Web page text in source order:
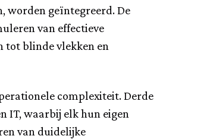
worden geïntegreerd. De
van effectieve
tot blinde vlekken en
complexiteit. Derde
IT, waarbij elk hun eigen
van duidelijke